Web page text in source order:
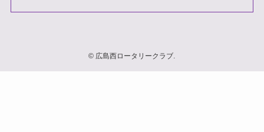
© 広島西ロータリークラブ.